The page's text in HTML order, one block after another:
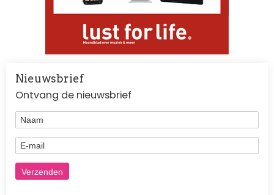
Nieuwsbrief
Ontvang de nieuwsbrief
Naam
E-mail